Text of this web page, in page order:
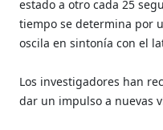
estado a otro cada 25
tiempo se determina por
oscila en sintonía con el
Los investigadores han
dar un impulso a nuevas